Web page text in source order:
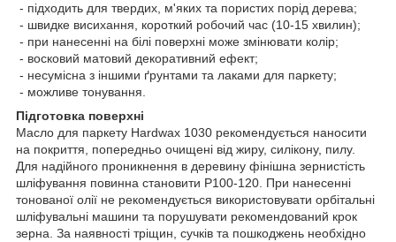
- підходить для твердих, м'яких та пористих порід дерева;
- швидке висихання, короткий робочий час (10-15 хвилин);
- при нанесенні на білі поверхні може змінювати колір;
- восковий матовий декоративний ефект;
- несумісна з іншими ґрунтами та лаками для паркету;
- можливе тонування.
Підготовка поверхні
Масло для паркету Hardwax 1030 рекомендується наносити
на покриття, попередньо очищені від жиру, силікону, пилу.
Для надійного проникнення в деревину фінішна зернистість
шліфування повинна становити P100-120. При нанесенні
тонованої олії не рекомендується використовувати орбітальні
шліфувальні машини та порушувати рекомендований крок
зерна. За наявності тріщин, сучків та пошкоджень необхідно